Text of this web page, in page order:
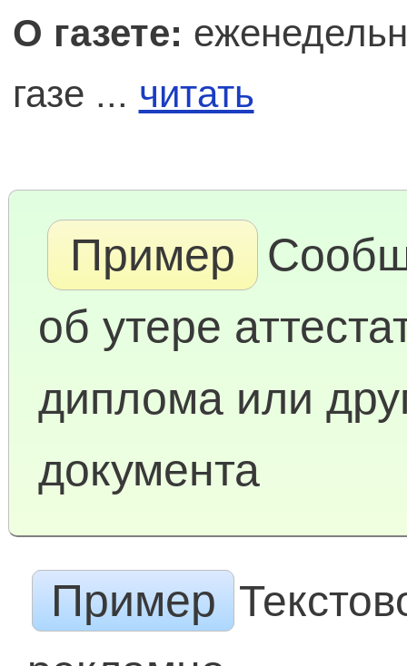
О газете:
газе ... читать
Пример
об утере
диплома или
документа
Пример